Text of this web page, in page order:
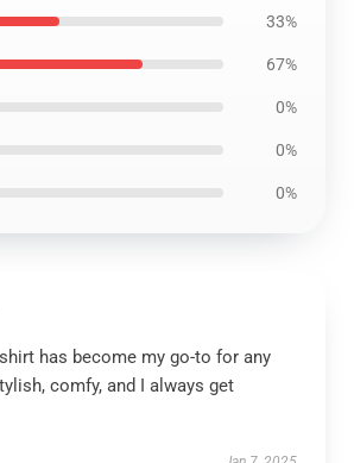
33%
67%
0%
0%
0%
has become my go-to for any
comfy, and I always get